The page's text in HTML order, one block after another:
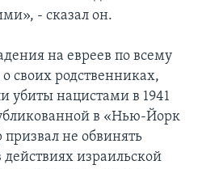
- сказал он.
на евреев по всему
своих родственниках,
убиты нацистами в 1941
в «Нью-Йорк
призвал не обвинять
израильской